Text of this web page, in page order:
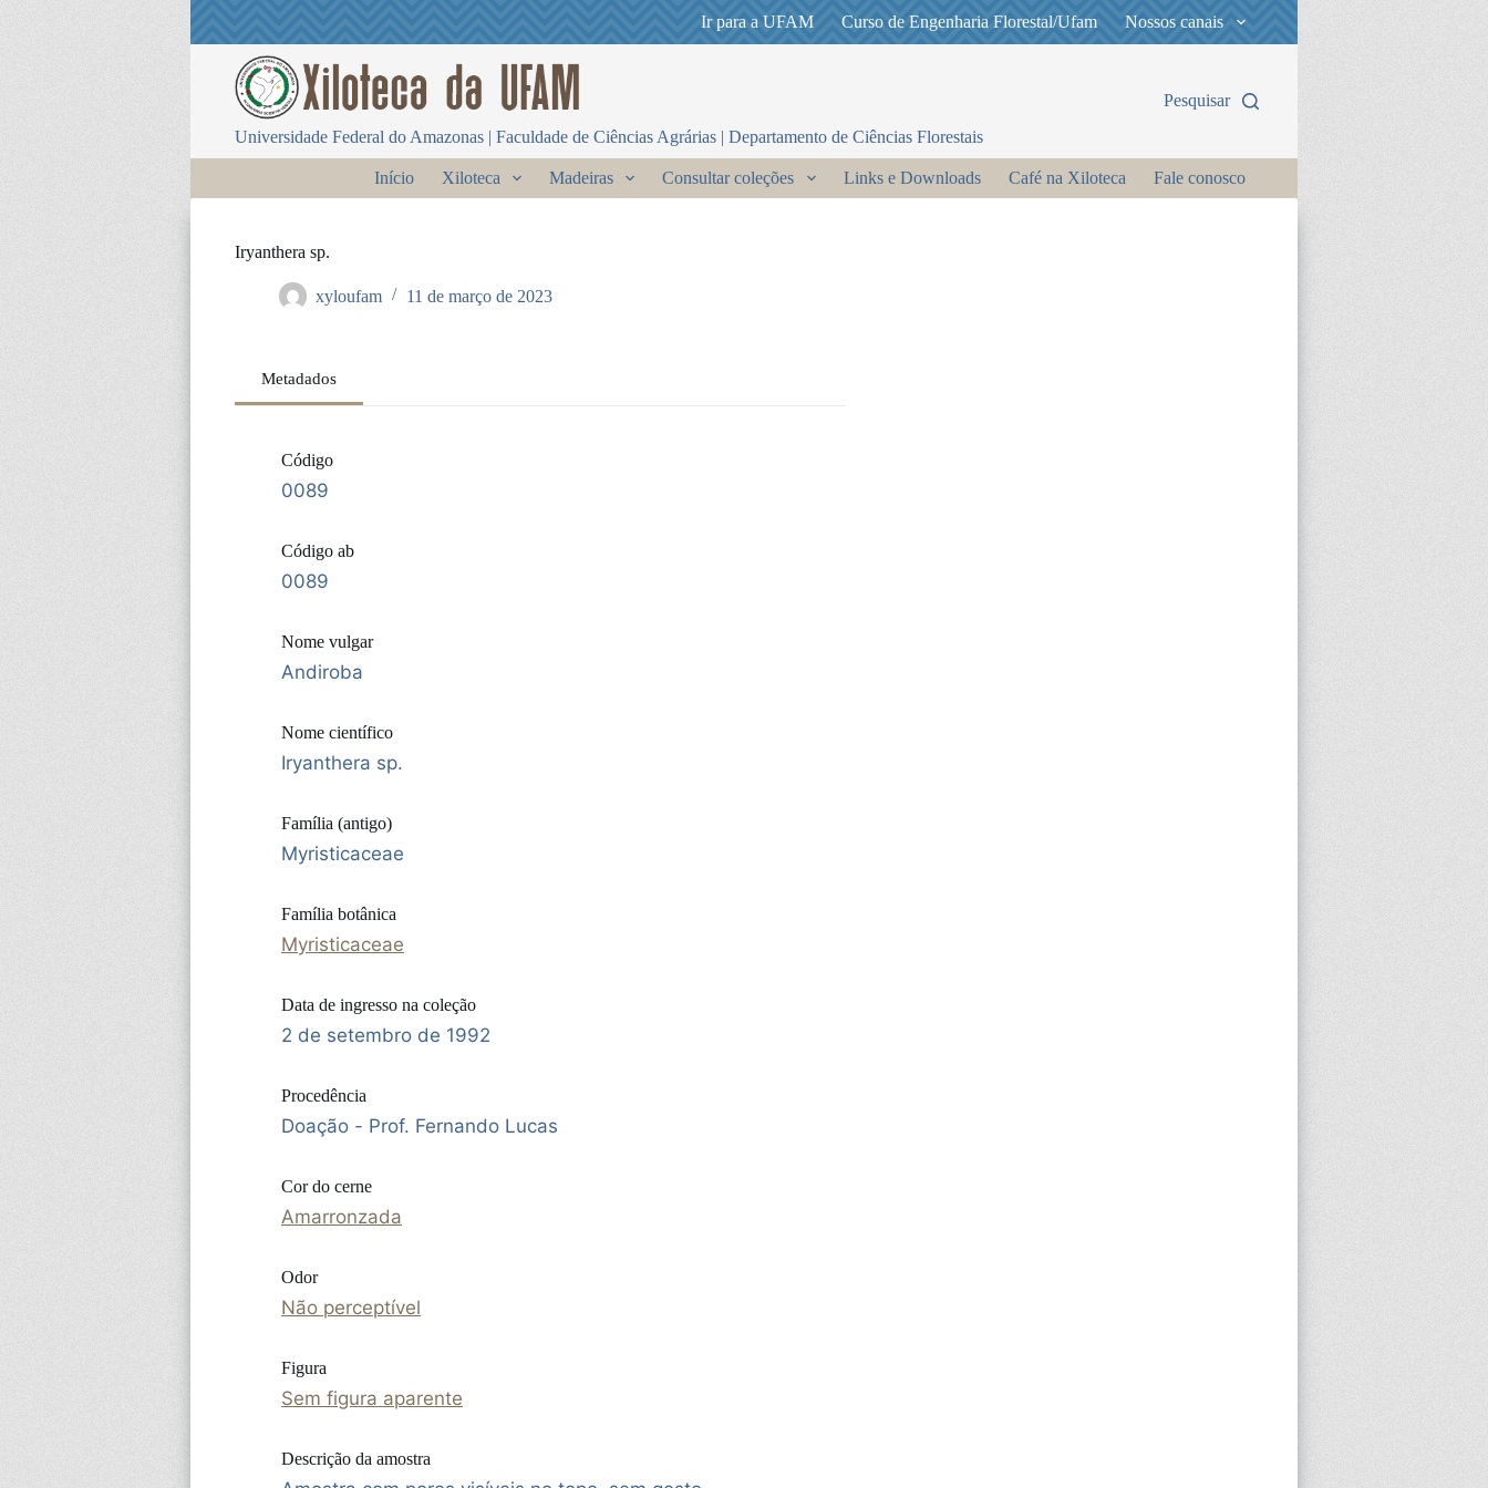
Ir para a UFAM Curso de Engenharia Florestal/Ufam Nossos canais
Universidade Federal do Amazonas | Faculdade de Ciências Agrárias | Departamento de Ciências Florestais
Pesquisar
Início Xiloteca Madeiras Consultar coleções Links e Downloads Café na Xiloteca Fale conosco
Iryanthera sp.
xyloufam 11 de março de 2023
Metadados
Código
0089
Código ab
0089
Nome vulgar
Andiroba
Nome científico
Iryanthera sp.
Família (antigo)
Myristicaceae
Família botânica
Myristicaceae
Data de ingresso na coleção
2 de setembro de 1992
Procedência
Doação - Prof. Fernando Lucas
Cor do cerne
Amarronzada
Odor
Não perceptível
Figura
Sem figura aparente
Descrição da amostra